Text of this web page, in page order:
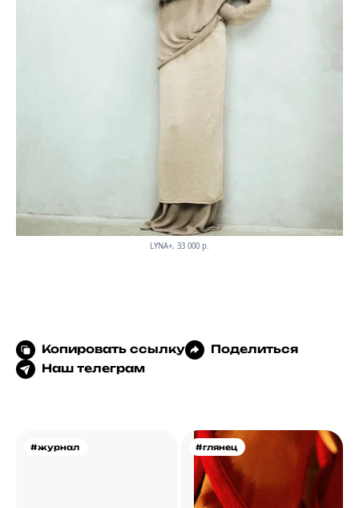
LYNA+, 33 000 p.
Копировать ссылку
Поделиться
Наш телеграм
#журнал #глянец